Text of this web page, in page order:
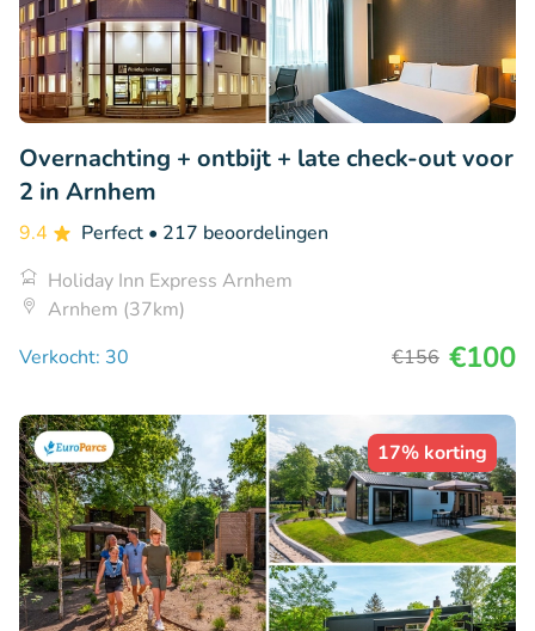
Overnachting + ontbijt + late check-out voor
2 in Arnhem
9.4 Perfect • 217 beoordelingen
Holiday Inn Express Arnhem
Arnhem (37km)
Verkocht: 30
€156 €100
17% korting